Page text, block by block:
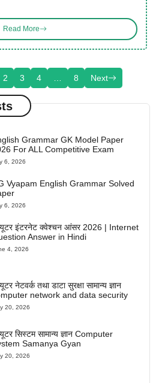
Read More
2 3 4 8 Next
Grammar GK Model Paper
For ALL Competitive Exam
6, 2026
Vyapam English Grammar Solved
6, 2026
इंटरनेट क्वेश्चन आंसर 2026 | Internet
Answer in Hindi
4, 2026
नेटवर्क तथा डाटा सुरक्षा सामान्य ज्ञान
network and data security
20, 2026
सिस्टम सामान्य ज्ञान Computer
Samanya Gyan
20, 2026